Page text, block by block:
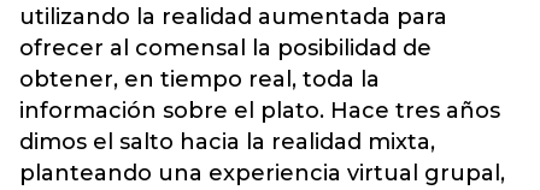
utilizando la realidad aumentada para
ofrecer al comensal la posibilidad de
obtener, en tiempo real, toda la
información sobre el plato. Hace tres años
dimos el salto hacia la realidad mixta,
planteando una experiencia virtual grupal,